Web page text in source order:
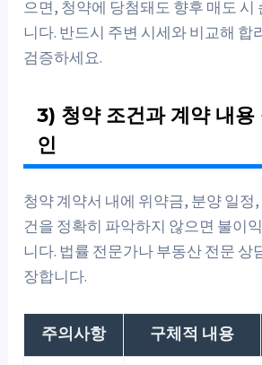
으면, 청약에 당첨돼도 향후 매도 시
니다. 반드시 주변 시세와 비교해 합
검증하세요.
3) 청약 조건과 계약 내용
인
청약 계약서 내에 위약금, 분양 일정
건을 정확히 파악하지 않으면 불이
니다. 법률 전문가나 부동산 전문 상
장합니다.
주의사항 구체적 내용